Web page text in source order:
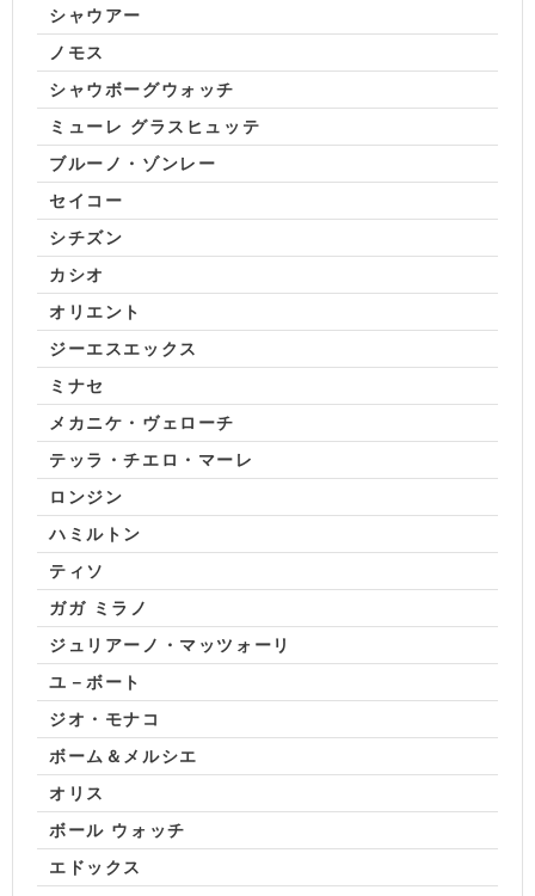
シャウアー
ノモス
シャウボーグウォッチ
ミューレ グラスヒュッテ
ブルーノ・ゾンレー
セイコー
シチズン
カシオ
オリエント
ジーエスエックス
ミナセ
メカニケ・ヴェローチ
テッラ・チエロ・マーレ
ロンジン
ハミルトン
ティソ
ガガ ミラノ
ジュリアーノ・マッツォーリ
ユ－ボート
ジオ・モナコ
ボーム＆メルシエ
オリス
ボール ウォッチ
エドックス